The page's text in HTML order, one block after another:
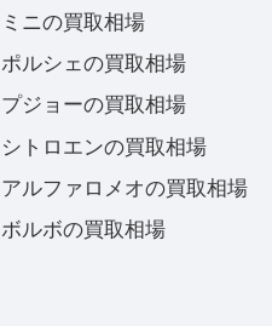
ミニの買取相場
ポルシェの買取相場
プジョーの買取相場
シトロエンの買取相場
アルファロメオの買取相場
ボルボの買取相場